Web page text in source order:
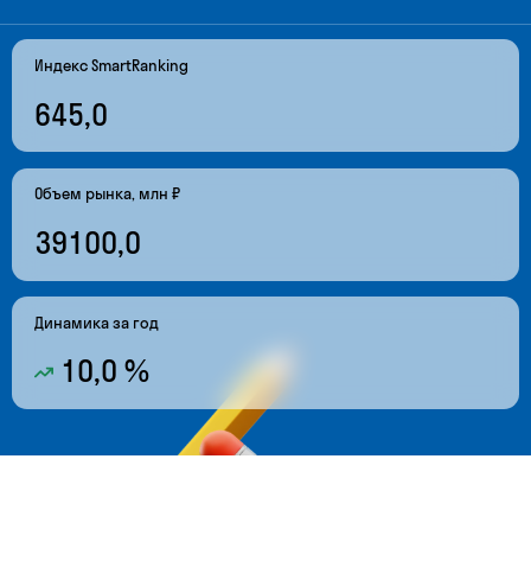
Рейтинг и премия быстрорастущих технологических компаний
Индекс SmartRanking
645,0
Объем рынка, млн ₽
39100,0
Динамика за год
10,0 %